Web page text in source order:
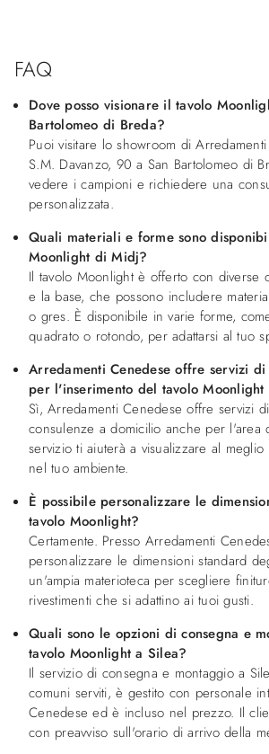
FAQ
Dove posso visionare il tavolo
Bartolomeo di Breda?
Puoi visitare lo showroom di
S.M. Davanzo, 90 a San Bartolomeo di
vedere i campioni e richiedere una
personalizzata.
Quali materiali e forme sono
Moonlight di Midj?
Il tavolo Moonlight è offerto con diverse
e la base, che possono includere
o gres. È disponibile in varie forme,
quadrato o rotondo, per adattarsi al tuo
Arredamenti Cenedese offre servizi
per l'inserimento del tavolo Moonlight
Sì, Arredamenti Cenedese offre servizi
consulenze a domicilio anche per l'area
servizio ti aiuterà a visualizzare al
nel tuo ambiente.
È possibile personalizzare le
tavolo Moonlight?
Certamente. Presso Arredamenti
personalizzare le dimensioni standard
un'ampia materioteca per scegliere
rivestimenti che si adattino ai tuoi gusti.
Quali sono le opzioni di consegna e
tavolo Moonlight a Silea?
Il servizio di consegna e montaggio a
comuni serviti, è gestito con personale
Cenedese ed è incluso nel prezzo. Il
con preavviso sull'orario di arrivo della